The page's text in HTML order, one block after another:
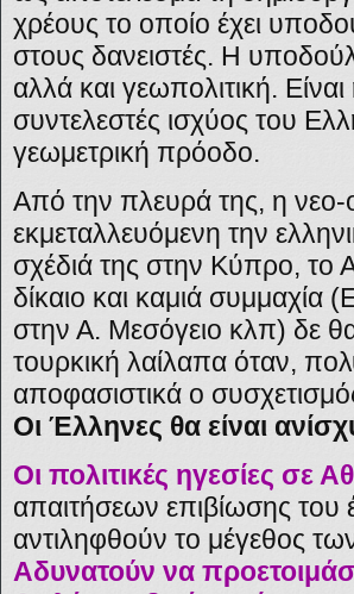
χρέους το οποίο έχει
στους δανειστές. Η
αλλά και γεωπολιτική. Είναι
συντελεστές ισχύος του
γεωμετρική πρόοδο.
Από την πλευρά της, η νεο-
εκμεταλλευόμενη την
σχέδιά της στην Κύπρο, το
δίκαιο και καμιά
στην Α. Μεσόγειο κλπ) δε
τουρκική λαίλαπα όταν,
αποφασιστικά ο
Οι Έλληνες θα είναι
Οι πολιτικές ηγεσίες σε
απαιτήσεων επιβίωσης
αντιληφθούν το μέγεθος
Αδυνατούν να